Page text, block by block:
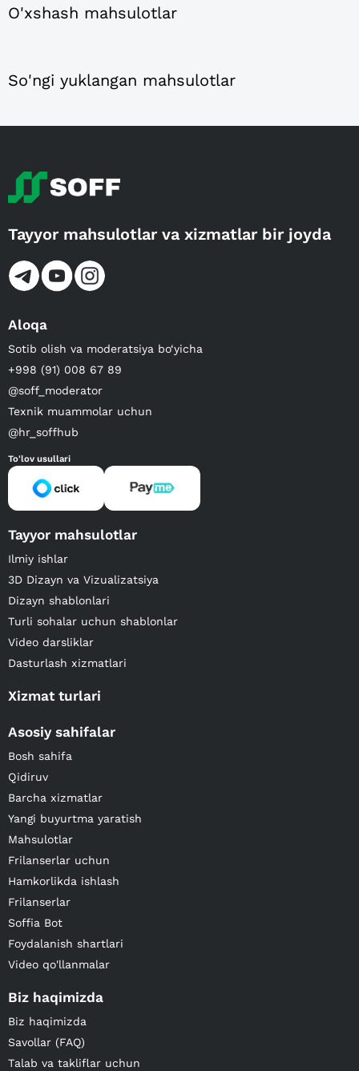
O'xshash mahsulotlar
So'ngi yuklangan mahsulotlar
Tayyor mahsulotlar va xizmatlar bir joyda
Aloqa
Sotib olish va moderatsiya bo‘yicha
+998 (91) 008 67 89
@soff_moderator
Texnik muammolar uchun
@hr_soffhub
To'lov usullari
Tayyor mahsulotlar
Ilmiy ishlar
3D Dizayn va Vizualizatsiya
Dizayn shablonlari
Turli sohalar uchun shablonlar
Video darsliklar
Dasturlash xizmatlari
Xizmat turlari
Asosiy sahifalar
Bosh sahifa
Qidiruv
Barcha xizmatlar
Yangi buyurtma yaratish
Mahsulotlar
Frilanserlar uchun
Hamkorlikda ishlash
Frilanserlar
Soffia Bot
Foydalanish shartlari
Video qo'llanmalar
Biz haqimizda
Biz haqimizda
Savollar (FAQ)
Talab va takliflar uchun